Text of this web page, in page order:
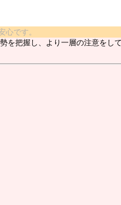
心です。
を把握し、より一層の注意をし